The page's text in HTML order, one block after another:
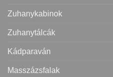
Zuhanykabinok
Zuhanytálcák
Kádparaván
Masszázsfalak